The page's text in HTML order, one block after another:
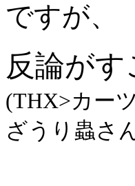
ですが、
反論が
(THX>カー
ざうり蟲さ